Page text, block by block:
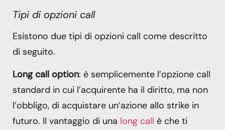
Tipi di opzioni call
Esistono due tipi di opzioni call come descritto
di seguito.
Long call option: è semplicemente l’opzione call
standard in cui l’acquirente ha il diritto, ma non
l’obbligo, di acquistare un’azione allo strike in
futuro. Il vantaggio di una long call è che ti